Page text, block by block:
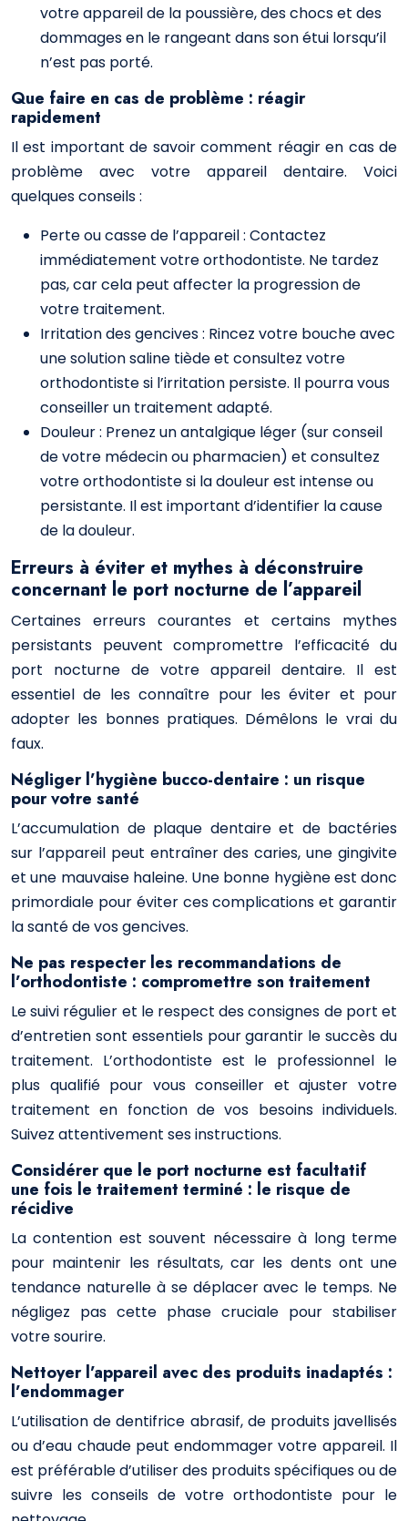
votre appareil de la poussière, des chocs et des
dommages en le rangeant dans son étui lorsqu’il
n’est pas porté.
Que faire en cas de problème : réagir
rapidement
Il est important de savoir comment réagir en cas de
problème avec votre appareil dentaire. Voici
quelques conseils :
Perte ou casse de l’appareil : Contactez
immédiatement votre orthodontiste. Ne tardez
pas, car cela peut affecter la progression de
votre traitement.
Irritation des gencives : Rincez votre bouche avec
une solution saline tiède et consultez votre
orthodontiste si l’irritation persiste. Il pourra vous
conseiller un traitement adapté.
Douleur : Prenez un antalgique léger (sur conseil
de votre médecin ou pharmacien) et consultez
votre orthodontiste si la douleur est intense ou
persistante. Il est important d’identifier la cause
de la douleur.
Erreurs à éviter et mythes à déconstruire
concernant le port nocturne de l’appareil
Certaines erreurs courantes et certains mythes
persistants peuvent compromettre l’efficacité du
port nocturne de votre appareil dentaire. Il est
essentiel de les connaître pour les éviter et pour
adopter les bonnes pratiques. Démêlons le vrai du
faux.
Négliger l’hygiène bucco-dentaire : un risque
pour votre santé
L’accumulation de plaque dentaire et de bactéries
sur l’appareil peut entraîner des caries, une gingivite
et une mauvaise haleine. Une bonne hygiène est donc
primordiale pour éviter ces complications et garantir
la santé de vos gencives.
Ne pas respecter les recommandations de
l’orthodontiste : compromettre son traitement
Le suivi régulier et le respect des consignes de port et
d’entretien sont essentiels pour garantir le succès du
traitement. L’orthodontiste est le professionnel le
plus qualifié pour vous conseiller et ajuster votre
traitement en fonction de vos besoins individuels.
Suivez attentivement ses instructions.
Considérer que le port nocturne est facultatif
une fois le traitement terminé : le risque de
récidive
La contention est souvent nécessaire à long terme
pour maintenir les résultats, car les dents ont une
tendance naturelle à se déplacer avec le temps. Ne
négligez pas cette phase cruciale pour stabiliser
votre sourire.
Nettoyer l’appareil avec des produits inadaptés :
l’endommager
L’utilisation de dentifrice abrasif, de produits javellisés
ou d’eau chaude peut endommager votre appareil. Il
est préférable d’utiliser des produits spécifiques ou de
suivre les conseils de votre orthodontiste pour le